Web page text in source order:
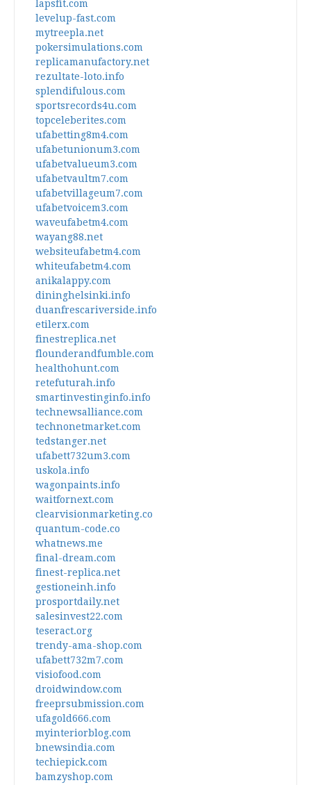
lapsfit.com
levelup-fast.com
mytreepla.net
pokersimulations.com
replicamanufactory.net
rezultate-loto.info
splendifulous.com
sportsrecords4u.com
topceleberites.com
ufabetting8m4.com
ufabetunionum3.com
ufabetvalueum3.com
ufabetvaultm7.com
ufabetvillageum7.com
ufabetvoicem3.com
waveufabetm4.com
wayang88.net
websiteufabetm4.com
whiteufabetm4.com
anikalappy.com
dininghelsinki.info
duanfrescariverside.info
etilerx.com
finestreplica.net
flounderandfumble.com
healthohunt.com
retefuturah.info
smartinvestinginfo.info
technewsalliance.com
technonetmarket.com
tedstanger.net
ufabett732um3.com
uskola.info
wagonpaints.info
waitfornext.com
clearvisionmarketing.co
quantum-code.co
whatnews.me
final-dream.com
finest-replica.net
gestioneinh.info
prosportdaily.net
salesinvest22.com
teseract.org
trendy-ama-shop.com
ufabett732m7.com
visiofood.com
droidwindow.com
freeprsubmission.com
ufagold666.com
myinteriorblog.com
bnewsindia.com
techiepick.com
bamzyshop.com